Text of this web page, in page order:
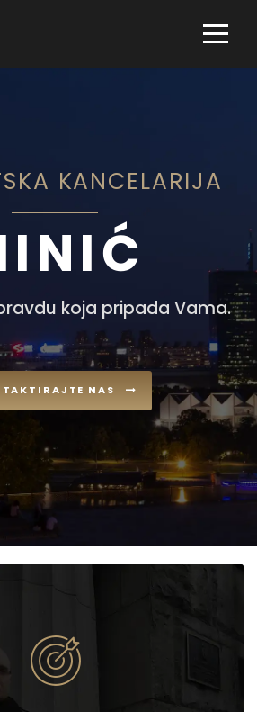
KANCELARIJA
koja pripada Vama.
NAS